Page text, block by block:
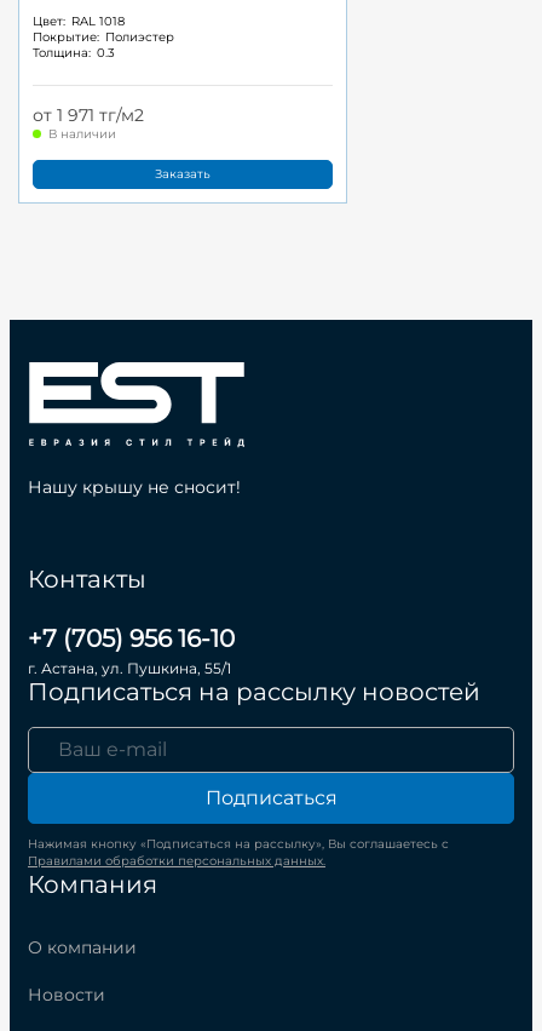
Цвет: RAL 1018
Покрытие: Полиэстер
Толщина: 0.3
от 1 971 тг/м2
В наличии
Заказать
Компания
О компании
Новости
Контакты
+7 (705) 956 16-10
г. Астана, ул. Пушкина, 55/1
Подписаться на рассылку новостей
Подписаться
Нажимая кнопку «Подписаться на рассылку», Вы соглашаетесь с
Правилами обработки персональных данных.
Нашу крышу не сносит!